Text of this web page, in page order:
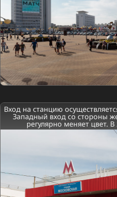
Вход на станцию
Западный вход со стороны
регулярно меняет цвет.